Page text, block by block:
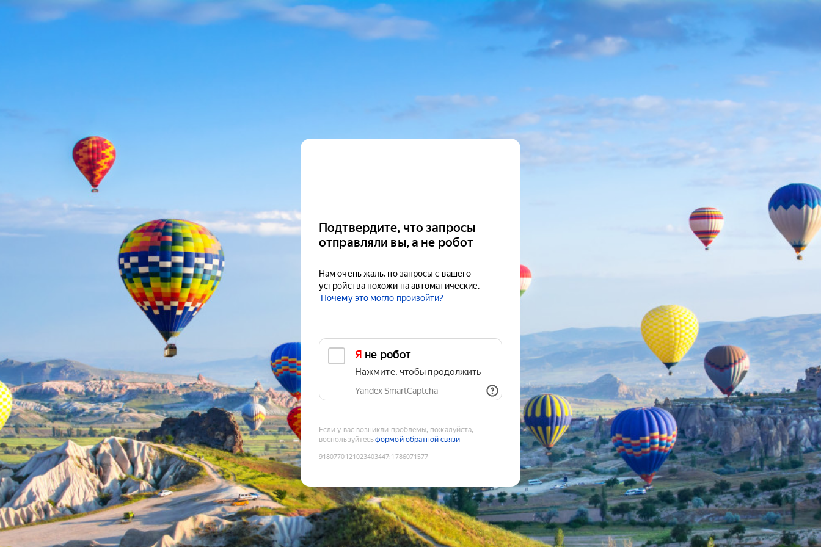
Подтвердите, что запросы
отправляли вы, а не робот
Нам очень жаль, но запросы с вашего
устройства похожи на автоматические.
Почему это могло произойти?
Я не робот
Нажмите, чтобы продолжить
Yandex SmartCaptcha
Если у вас возникли проблемы, пожалуйста,
воспользуйтесьформой обратной связи
9180770121023403447:1786071577